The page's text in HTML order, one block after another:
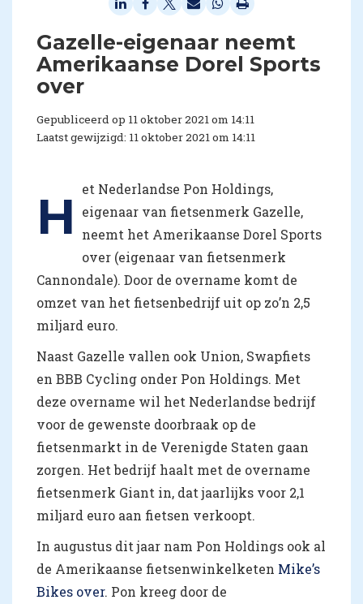
Gazelle-eigenaar neemt
Amerikaanse Dorel Sports
over
Gepubliceerd op 11 oktober 2021 om 14:11
Laatst gewijzigd: 11 oktober 2021 om 14:11
H
et Nederlandse Pon Holdings,
eigenaar van fietsenmerk Gazelle,
neemt het Amerikaanse Dorel Sports
over (eigenaar van fietsenmerk
Cannondale). Door de overname komt de
omzet van het fietsenbedrijf uit op zo’n 2,5
miljard euro.
Naast Gazelle vallen ook Union, Swapfiets
en BBB Cycling onder Pon Holdings. Met
deze overname wil het Nederlandse bedrijf
voor de gewenste doorbraak op de
fietsenmarkt in de Verenigde Staten gaan
zorgen. Het bedrijf haalt met de overname
fietsenmerk Giant in, dat jaarlijks voor 2,1
miljard euro aan fietsen verkoopt.
In augustus dit jaar nam Pon Holdings ook al
de Amerikaanse fietsenwinkelketen Mike’s
Bikes over. Pon kreeg door de